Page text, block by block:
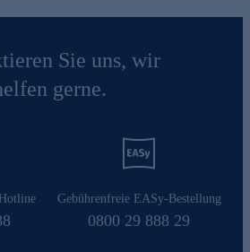
Sie uns, wir
gerne.
Gebührenfreie EASy-Bestellung
0800 29 888 29